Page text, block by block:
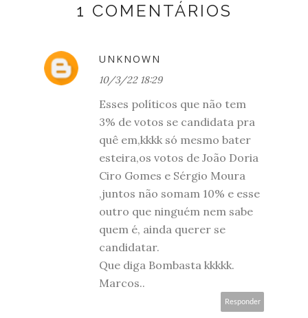
1 COMENTÁRIOS
UNKNOWN
10/3/22 18:29
Esses políticos que não tem
3% de votos se candidata pra
quê em,kkkk só mesmo bater
esteira,os votos de João Doria
Ciro Gomes e Sérgio Moura
,juntos não somam 10% e esse
outro que ninguém nem sabe
quem é, ainda querer se
candidatar.
Que diga Bombasta kkkkk.
Marcos..
Responder